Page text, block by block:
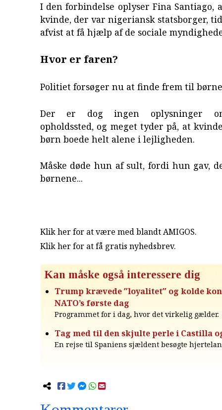
I den forbindelse oplyser Fina Santiago,
kvinde, der var nigeriansk statsborger,
afvist at få hjælp af de sociale
Hvor er faren?
Politiet forsøger nu at finde frem til
Der er dog ingen oplysninger
opholdssted, og meget tyder på, at
børn boede helt alene i lejligheden.
Måske døde hun af sult, fordi hun gav,
børnene...
Klik her for at være med blandt AMIGOS.
Klik her for at få gratis nyhedsbrev.
Kan måske også interessere dig
Trump krævede ″loyalitet″ og kolde
NATO’s første dag
Programmet for i dag, hvor det virkelig gælder.
Tag med til den skjulte perle i Castilla
En rejse til Spaniens sjældent besøgte